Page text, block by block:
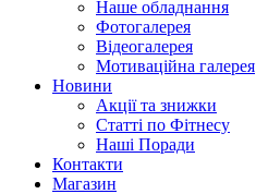
Наше обладнання
Фотогалерея
Відеогалерея
Мотиваційна галерея
Новини
Акції та знижки
Статті по Фітнесу
Наші Поради
Контакти
Магазин